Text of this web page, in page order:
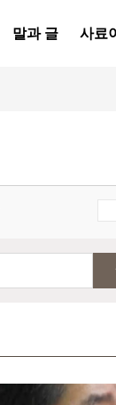
말과 글 사료